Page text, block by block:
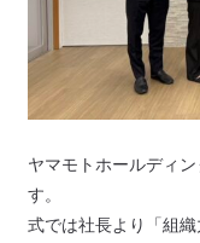
ヤマモトホールディ
す。
式では社長より「組織